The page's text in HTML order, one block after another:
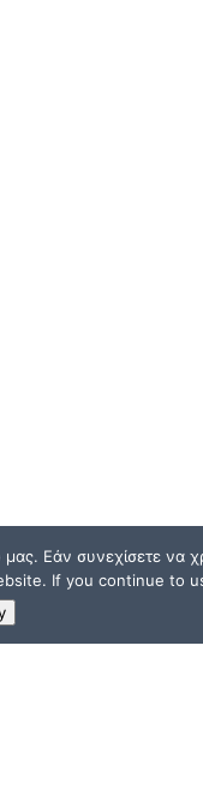
Εάν συνεχίσετε να
If you continue to